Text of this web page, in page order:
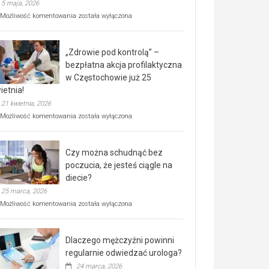
5 maja, 2026
Możliwość komentowania Rusza
rehabilitacji
dla
seniorów!
została wyłączona
„Zdrowie pod kontrolą” –
bezpłatna akcja profilaktyczna
w Częstochowie już 25
21 kwietnia, 2026
Możliwość komentowania „Zdrowie
bezpłatna
akcja
profilaktyczna
w
już
kwietnia!
została wyłączona
Czy można schudnąć bez
poczucia, że jesteś ciągle na
diecie?
25 marca, 2026
Możliwość komentowania Czy
poczucia,
że
została wyłączona
Dlaczego mężczyźni powinni
regularnie odwiedzać urologa?
24 marca, 2026